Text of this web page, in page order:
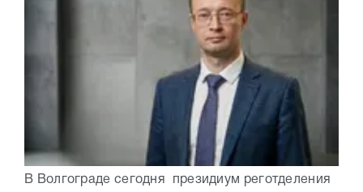
В Волгограде сегодня президиум реготделения